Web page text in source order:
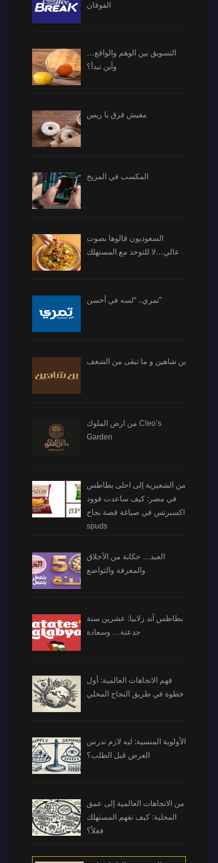
الفوقان
التسويق بين الوهم والواقع…
وأين تبدأ؟
مفيش فرق يا ريس
المكسب في المزيج
السعوديون قالوها بصوت
عالي…لا للتوحد مع المستهلك
تمري.. “لسه في أحسن”
بن شاهين و ما تبقى من الشغف
من ارض الملوك Cleo’s
Garden
من الشعيرية إلى احلى بطاطس
في مصر: كيف ساعدت فوود
اكسبرتس في صياغة قصة نجاح
spuds
العبد… حكاية من الأخلاق
والمعرفة والتواضع
بطاطس آند زلابيا: عشرين سنة
جدعنة… وسعادة
فهم الاتجاهات العالمية: أول
خطوة في طريق النجاح المحلي
الأولوية المنسية: ليه لازم ندرس
العرض قبل الطلب؟
من الاتجاهات العالمية إلى عمق
المحلية: كيف نفهم المستهلك
فعلاً؟